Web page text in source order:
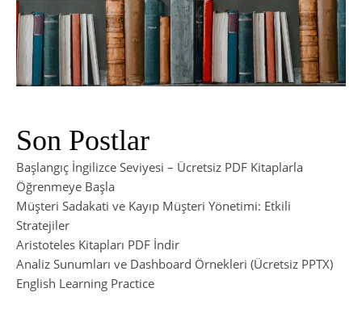
Son Postlar
Başlangıç İngilizce Seviyesi – Ücretsiz PDF Kitaplarla
Öğrenmeye Başla
Müşteri Sadakati ve Kayıp Müşteri Yönetimi: Etkili
Stratejiler
Aristoteles Kitapları PDF İndir
Analiz Sunumları ve Dashboard Örnekleri (Ücretsiz PPTX)
English Learning Practice